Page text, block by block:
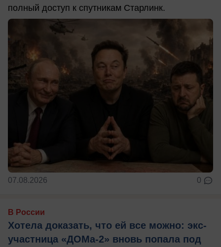
полный доступ к спутникам Старлинк.
07.08.2026 0
В России
Хотела доказать, что ей все можно: экс-
участница «ДОМа-2» вновь попала под